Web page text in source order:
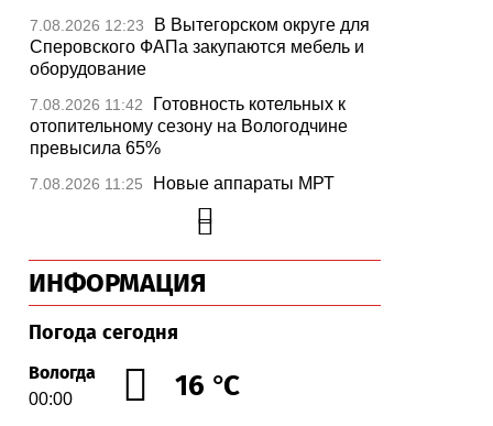
7.08.2026 12:23
В Вытегорском округе для
Сперовского ФАПа закупаются мебель и
оборудование
7.08.2026 11:42
Готовность котельных к
отопительному сезону на Вологодчине
превысила 65%
7.08.2026 11:25
Новые аппараты МРТ
установят в двух медучреждениях
Вологодской области
7.08.2026 10:41 В Устюжне отметят 774-
летие города фестивалем кузнечного
мастерства
7.08.2026 10:18
Вологодская область
уверенно шагает в цифровое будущее
7.08.2026 09:49
На Вологодчине подвели
ИНФОРМАЦИЯ
Погода сегодня
Вологда
00:00 16 °C